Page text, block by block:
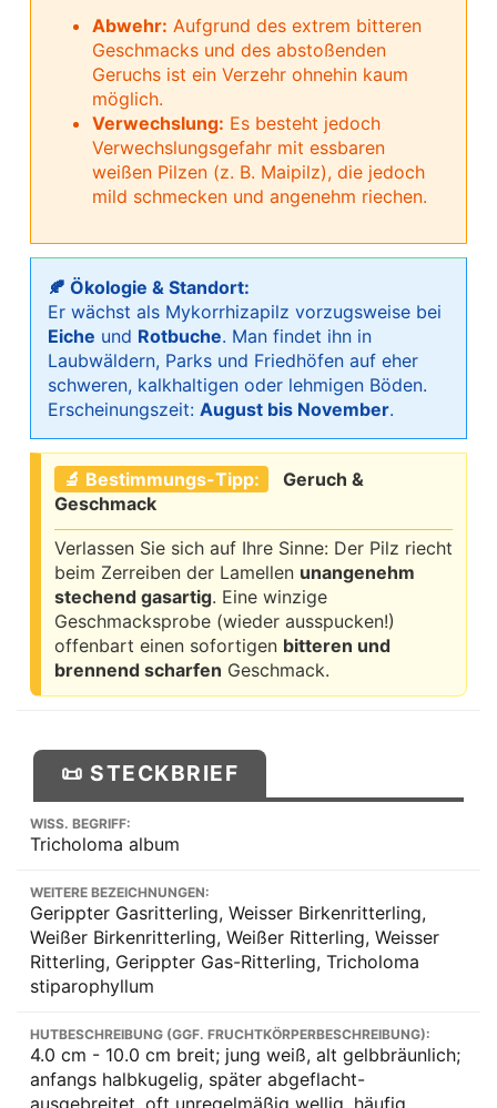
Abwehr: Aufgrund des extrem bitteren
Geschmacks und des abstoßenden
Geruchs ist ein Verzehr ohnehin kaum
möglich.
Verwechslung: Es besteht jedoch
Verwechslungsgefahr mit essbaren
weißen Pilzen (z. B. Maipilz), die jedoch
mild schmecken und angenehm riechen.
🍂 Ökologie & Standort:
Er wächst als Mykorrhizapilz vorzugsweise bei
Eiche und Rotbuche. Man findet ihn in
Laubwäldern, Parks und Friedhöfen auf eher
schweren, kalkhaltigen oder lehmigen Böden.
Erscheinungszeit: August bis November.
🔬 Bestimmungs-Tipp:
Geruch &
Geschmack
Verlassen Sie sich auf Ihre Sinne: Der Pilz riecht
beim Zerreiben der Lamellen unangenehm
stechend gasartig. Eine winzige
Geschmacksprobe (wieder ausspucken!)
offenbart einen sofortigen bitteren und
brennend scharfen Geschmack.
📜 STECKBRIEF
WISS. BEGRIFF:
Tricholoma album
WEITERE BEZEICHNUNGEN:
Gerippter Gasritterling, Weisser Birkenritterling,
Weißer Birkenritterling, Weißer Ritterling, Weisser
Ritterling, Gerippter Gas-Ritterling, Tricholoma
stiparophyllum
HUTBESCHREIBUNG (GGF. FRUCHTKÖRPERBESCHREIBUNG):
4.0 cm - 10.0 cm breit; jung weiß, alt gelbbräunlich;
anfangs halbkugelig, später abgeflacht-
ausgebreitet, oft unregelmäßig wellig, häufig